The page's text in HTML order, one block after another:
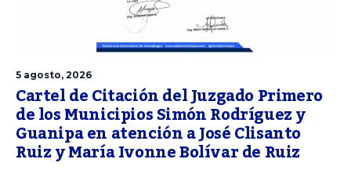
5 agosto, 2026
Cartel de Citación del Juzgado Primero
de los Municipios Simón Rodríguez y
Guanipa en atención a José Clisanto
Ruiz y María Ivonne Bolívar de Ruiz